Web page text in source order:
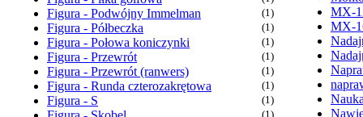
Figura - Podwójny Immelman (1)
Figura - Półbeczka (1)
Figura - Połowa koniczynki (1)
Figura - Przewrót (1)
Figura - Przewrót (ranwers) (1)
Figura - Runda czterozakrętowa (1)
Figura - S (1)
(1)
MX-
MX-